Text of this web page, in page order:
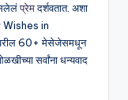
प्रेमदर्शवतात. अशा
Wishes in
वरील 60+ मेसेजेसमधून
सर्वांना धन्यवाद